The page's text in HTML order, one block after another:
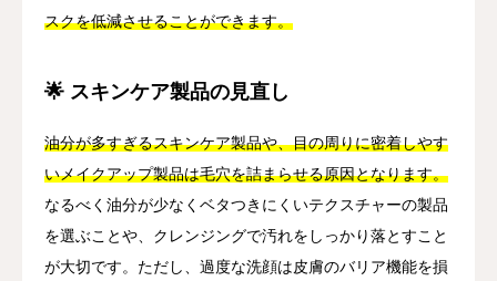
スクを低減させることができます。
🌟 スキンケア製品の見直し
油分が多すぎるスキンケア製品や、目の周りに密着しやす
いメイクアップ製品は毛穴を詰まらせる原因となります。
なるべく油分が少なくベタつきにくいテクスチャーの製品
を選ぶことや、クレンジングで汚れをしっかり落とすこと
が大切です。ただし、過度な洗顔は皮膚のバリア機能を損